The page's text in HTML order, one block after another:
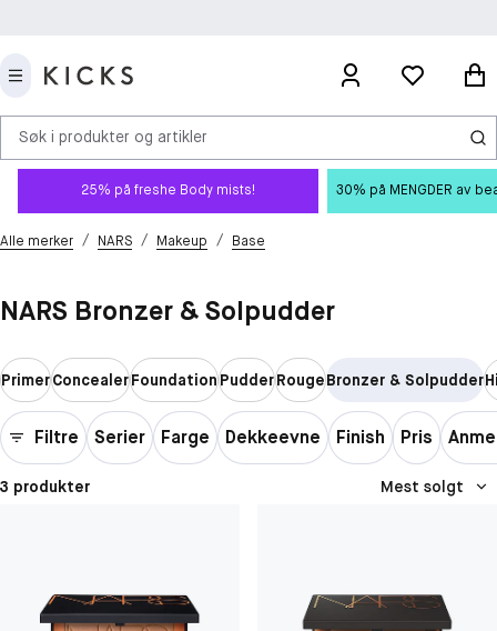
Søk i produkter og artikler
25% på freshe Body mists! 30% på MENGDER av
Alle merker / NARS / Makeup / Base
NARS Bronzer & Solpudder
PrimerConcealerFoundationPudderRougeBronzer & Solpudder
Filtre Serier Farge Dekkeevne Finish Pris
3 produkter Mest solgt